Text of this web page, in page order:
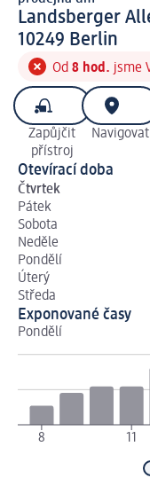
prodejna d m
Landsberger
1 0 2 4 9
10249 Berlin
Od 8 hod. jsme
Zapůjčit
přístroj
Navigovat
Otevírací doba
Čtvrtek
Pátek
Sobota
Neděle
Pondělí
Úterý
Středa
Exponované časy
Pondělí
8 11